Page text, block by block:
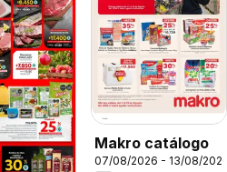
Makro catálogo
07/08/2026 - 13/08/2026